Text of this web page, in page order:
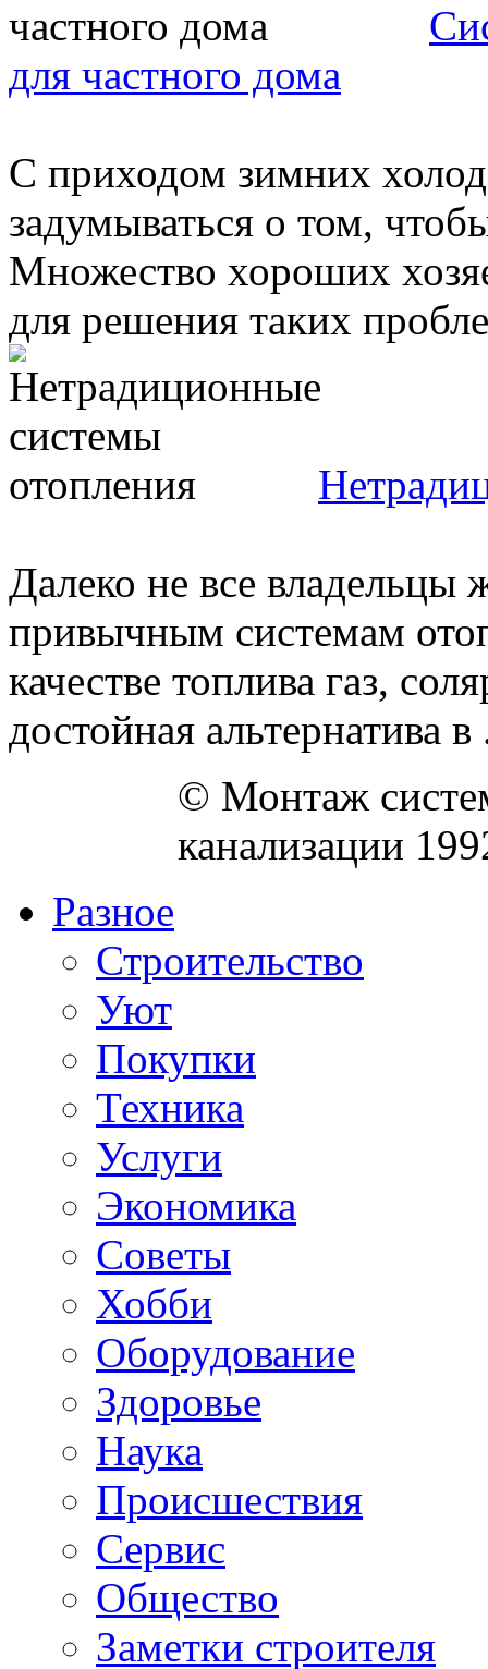
для частного дома
С приходом зимних
задумываться о том,
Множество хороших
для решения таких
Далеко не все
привычным системам
качестве топлива газ,
достойная альтернатива в
© Монтаж
канализации
Разное
Строительство
Уют
Покупки
Техника
Услуги
Экономика
Советы
Хобби
Oборудование
Здоровье
Наука
Происшествия
Сервис
Общество
Заметки строителя